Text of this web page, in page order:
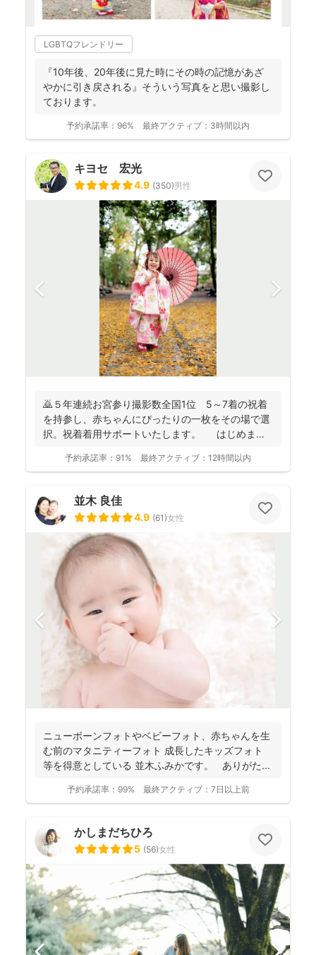
LGBTQフレンドリー
『10年後、20年後に見た時にその時の記憶があざ
やかに引き戻される』そういう写真をと思い撮影し
ております。
予約承諾率： 96% 最終アクティブ： 3時間以内
キヨセ 宏光
4.9 (350)男性
🙇５年連続お宮参り撮影数全国1位 5～7着の祝着
を持参し、赤ちゃんにぴったりの一枚をその場で選
択。祝着着用サポートいたします。 はじめまし
予約承諾率： 91% 最終アクティブ： 12時間以内
並木 良佳
4.9 (61)女性
ニューボーンフォトやベビーフォト、赤ちゃんを生
む前のマタニティーフォト 成長したキッズフォト
等を得意としている 並木ふみかです。 ありがた...
予約承諾率： 99% 最終アクティブ： 7日以上前
かしまだちひろ
5 (56)女性